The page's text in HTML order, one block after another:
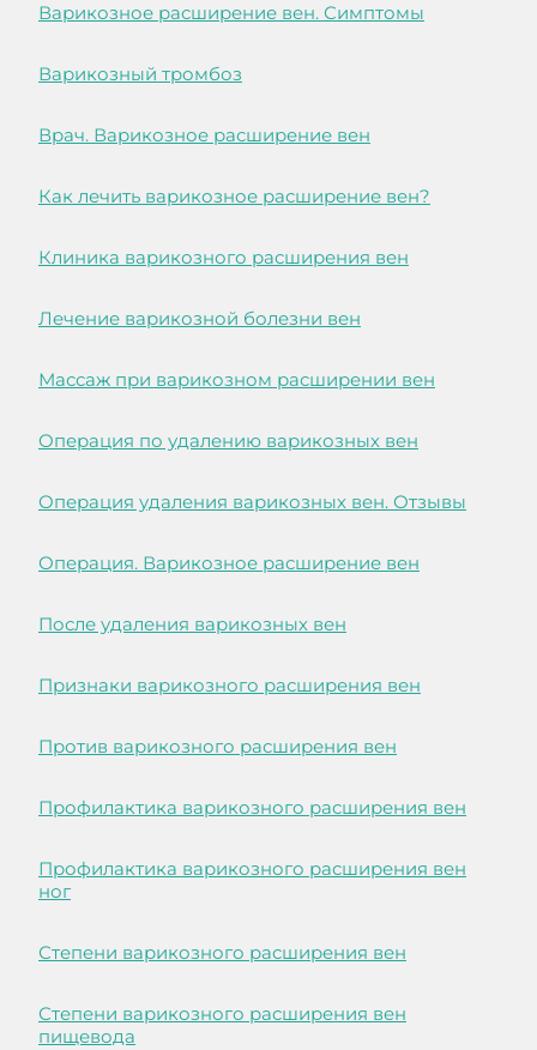
Варикозное расширение вен. Симптомы
Варикозный тромбоз
Врач. Варикозное расширение вен
Как лечить варикозное расширение вен?
Клиника варикозного расширения вен
Лечение варикозной болезни вен
Массаж при варикозном расширении вен
Операция по удалению варикозных вен
Операция удаления варикозных вен. Отзывы
Операция. Варикозное расширение вен
После удаления варикозных вен
Признаки варикозного расширения вен
Против варикозного расширения вен
Профилактика варикозного расширения вен
Профилактика варикозного расширения вен
ног
Степени варикозного расширения вен
Степени варикозного расширения вен
пищевода